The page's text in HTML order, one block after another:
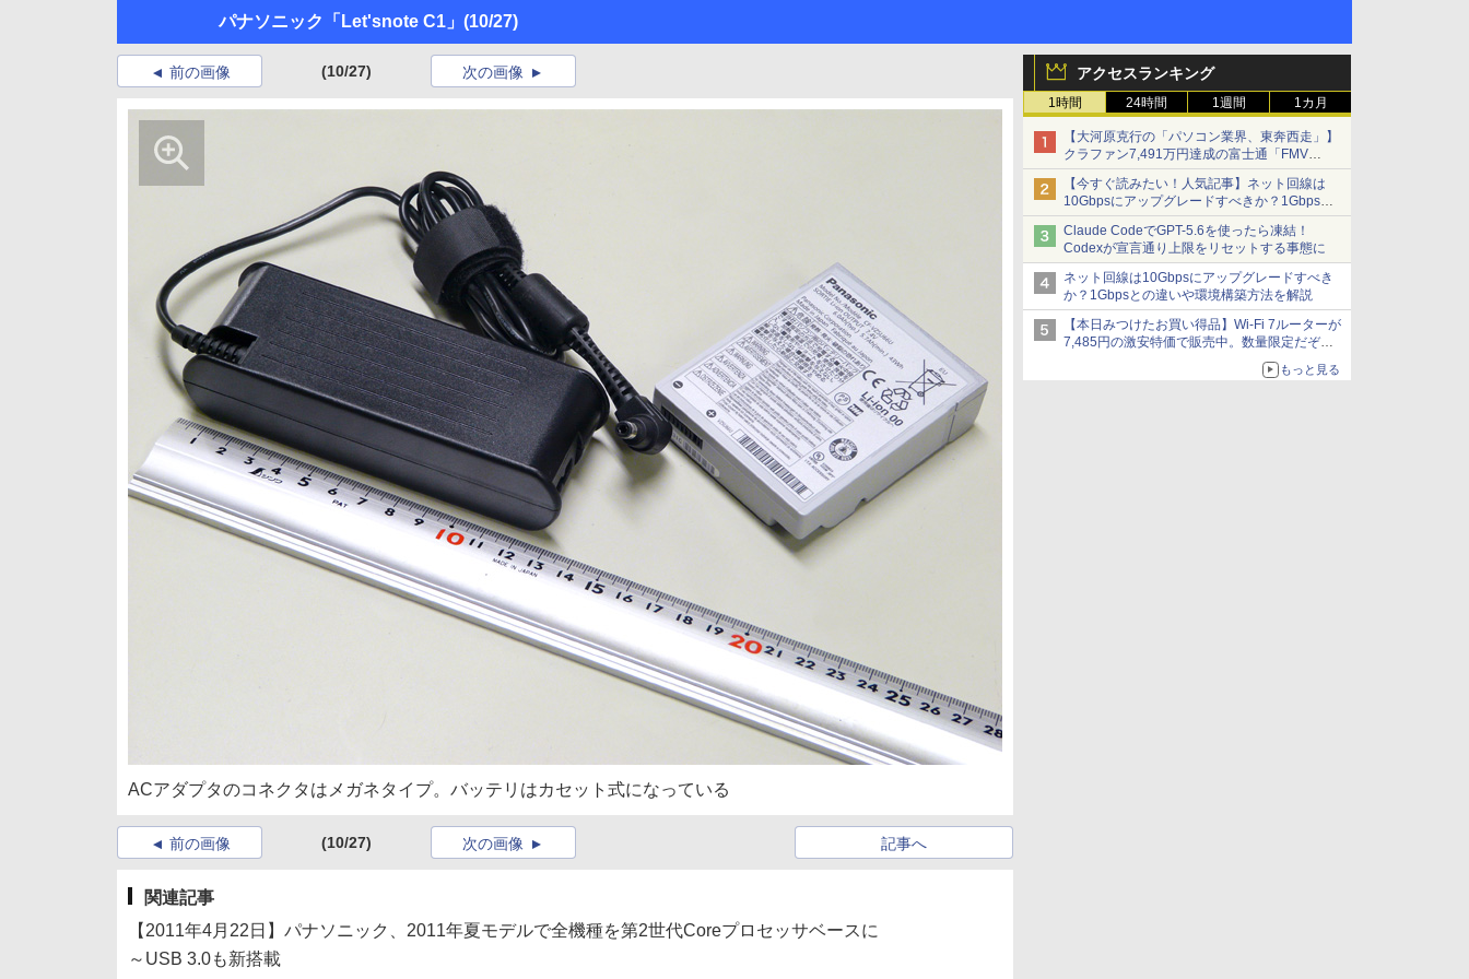
パナソニック「Let'snote C1」 (10/27)
アクセスランキング
1時間 24時間 1週間 1カ月
【大河原克行の「パソコン業界、東奔西走」】
クラファン7,491万円達成の富士通「FMV
Keyboard X」、極限の静音化を追求
【今すぐ読みたい！人気記事】ネット回線は
10Gbpsにアップグレードすべきか？1Gbpsと
の違いや環境構築方法を解説 - PC Watch
Claude CodeでGPT-5.6を使ったら凍結！
Codexが宣言通り上限をリセットする事態に
ネット回線は10Gbpsにアップグレードすべき
か？1Gbpsとの違いや環境構築方法を解説
【本日みつけたお買い得品】Wi-Fi 7ルーターが
7,485円の激安特価で販売中。数量限定だぞ急
もっと見る
前の画像 (10/27) 次の画像
ACアダプタのコネクタはメガネタイプ。バッテリはカセット式になっている
前の画像 (10/27) 記事へ
次の画像
関連記事
【2011年4月22日】パナソニック、2011年夏モデルで全機種を第2世代Coreプロセッサベースに
～USB 3.0も新搭載